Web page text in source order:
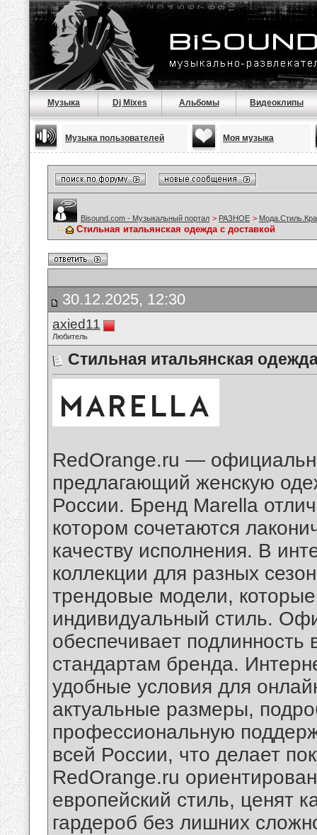
Музыка Dj Mixes Альбомы Видеоклипы
Музыка пользователей Моя музыка
Bisound.com - Музыкальный портал > РАЗНОЕ >
Cтильная итальянская одежда с доставкой
30.12.2025, 12:30
axied11
Любитель
Cтильная итальянская
RedOrange.ru —
предлагающий женскую
России. Бренд Marella
котором сочетаются
качеству исполнения. В
коллекции для разных
трендовые модели,
индивидуальный стиль.
обеспечивает подлинность
стандартам бренда.
удобные условия для
актуальные размеры,
профессиональную
всей России, что делает
RedOrange.ru
европейский стиль, ценят
гардероб без лишних